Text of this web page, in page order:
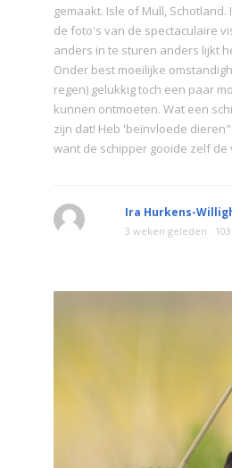
gemaakt. Isle of Mull,
de foto's van de spectaculaire
anders in te sturen anders lijkt
Onder best moeilijke
regen) gelukkig toch een paar
kunnen ontmoeten. Wat een
zijn dat! Heb 'beïnvloede
want de schipper gooide zelf de
Ira Hurkens-
3 weken geleden